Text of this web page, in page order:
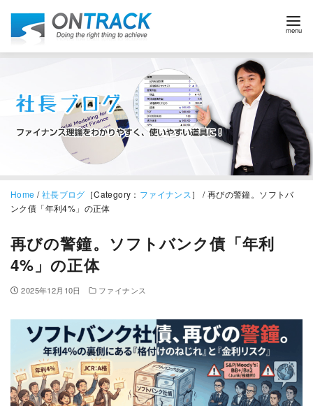
Home /社長ブログ ［Category： ファイナンス ］ / 再びの警鐘。ソフトバ
ンク債「年利4%」の正体
再びの警鐘。ソフトバンク債「年利
4%」の正体
2025年12月10日 ファイナンス